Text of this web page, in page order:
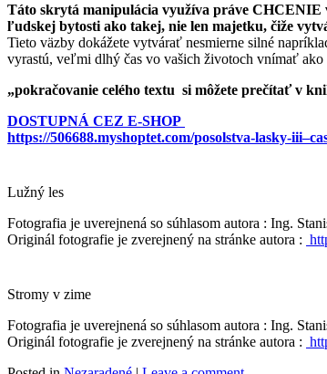
Táto skrytá manipulácia využíva práve
ľudskej bytosti ako takej, nie len majetku, čiže
Tieto väzby dokážete vytvárať nesmierne silné
vyrastú, veľmi dlhý čas vo vašich životoch vnímať ako
„pokračovanie celého textu si môžete prečítať v
DOSTUPNÁ CEZ E-SHOP
https://506688.myshoptet.com/posolstva-lasky-
Lužný les
Fotografia je uverejnená so súhlasom autora : Ing.
Originál fotografie je zverejnený na stránke autora :
Stromy v zime
Fotografia je uverejnená so súhlasom autora : Ing.
Originál fotografie je zverejnený na stránke autora :